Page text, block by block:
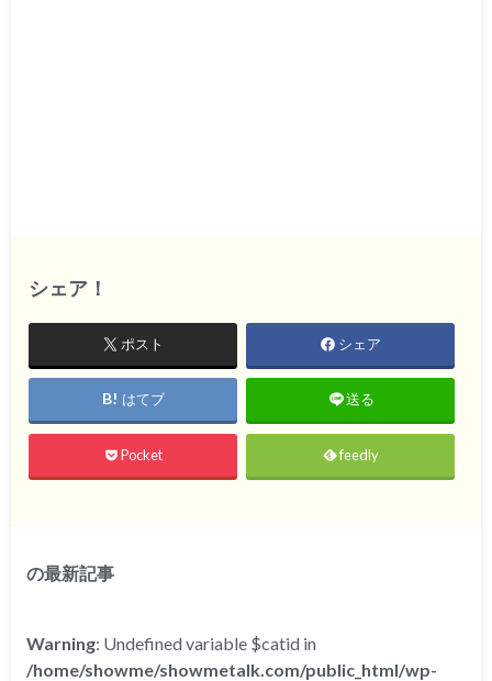
シェア！
ポスト シェア
はてブ 送る
Pocket feedly
の最新記事
Warning: Undefined variable $catid in
/home/showme/showmetalk.com/public_html/wp-